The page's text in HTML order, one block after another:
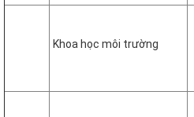
Khoa học môi trường